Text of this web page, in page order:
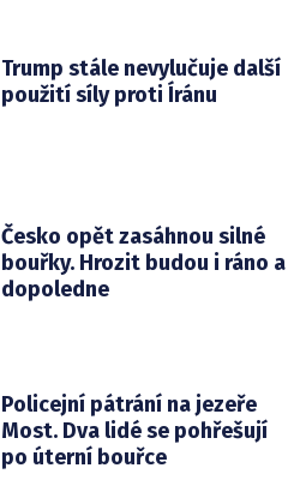
Trump stále nevylučuje další
použití síly proti Íránu
Česko opět zasáhnou silné
bouřky. Hrozit budou i ráno a
dopoledne
Policejní pátrání na jezeře
Most. Dva lidé se pohřešují
po úterní bouřce